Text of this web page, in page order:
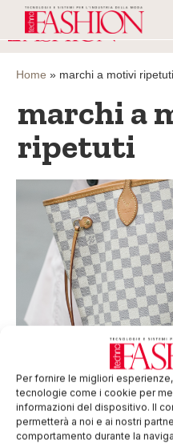
Per fornire le migliori
tecnologie come i cookie per
informazioni del dispositivo. Il
permetterà a noi e ai nostri
comportamento durante la
Home » marchi a motivi ripetuti
marchi a
ripetuti
Proprietà
marchio a motivi
di Luca Mariani – Jacobacci
abitato da motivi iconici: il
di essere unici e facilmente